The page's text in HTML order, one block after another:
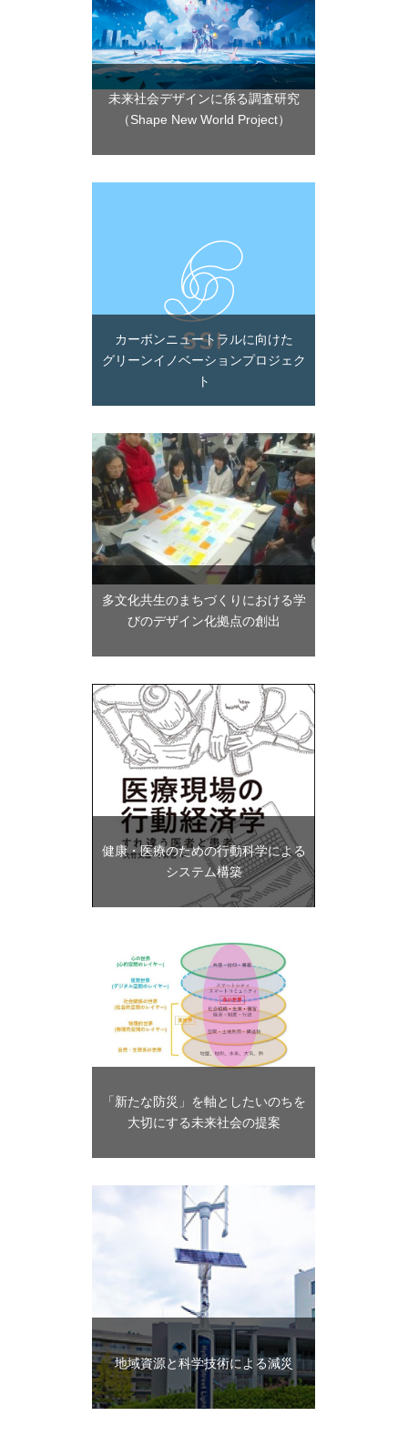
未来社会デザインに係る調査研究
（Shape New World Project）
カーボンニュートラルに向けた
グリーンイノベーションプロジェク
ト
多文化共生のまちづくりにおける学
びのデザイン化拠点の創出
健康・医療のための⾏動科学による
システム構築
「新たな防災」を軸としたいのちを
⼤切にする未来社会の提案
地域資源と科学技術による減災